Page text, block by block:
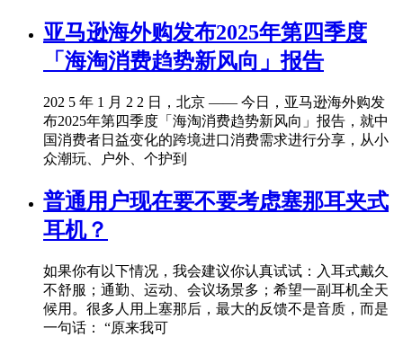
亚马逊海外购发布2025年第四季度
「海淘消费趋势新风向」报告
202 5 年 1 月 2 2 日，北京 —— 今日，亚马逊海外购发
布2025年第四季度「海淘消费趋势新风向」报告，就中
国消费者日益变化的跨境进口消费需求进行分享，从小
众潮玩、户外、个护到
普通用户现在要不要考虑塞那耳夹式
耳机？
如果你有以下情况，我会建议你认真试试：入耳式戴久
不舒服；通勤、运动、会议场景多；希望一副耳机全天
候用。很多人用上塞那后，最大的反馈不是音质，而是
一句话： “原来我可